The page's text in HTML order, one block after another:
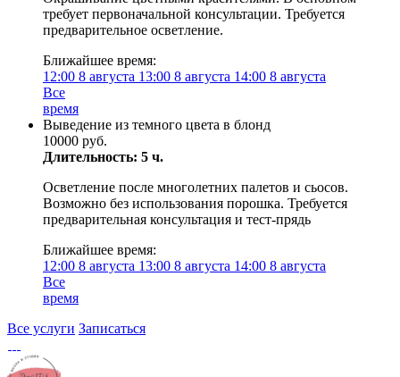
требует первоначальной консультации. Требуется
предварительное осветление.
Ближайшее время:
12:00 8 августа 13:00 8 августа 14:00 8 августа
Все
время
Выведение из темного цвета в блонд
10000 руб.
Длительность: 5 ч.
Осветление после многолетних палетов и сьосов.
Возможно без использования порошка. Требуется
предварительная консультация и тест-прядь
Ближайшее время:
12:00 8 августа 13:00 8 августа 14:00 8 августа
Все
время
Все услуги Записаться